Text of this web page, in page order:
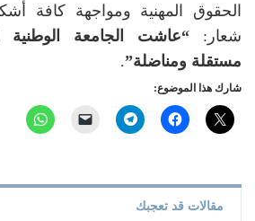
الحقوق المهنية ومواجهة كافة
شعار:
مستقلة ومناضلة”.
شارك هذا الموضوع:
مقالات قد تعجبك